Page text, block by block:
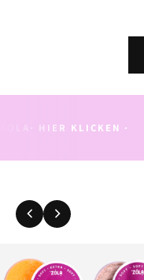
ZOLA· HIER KLICKEN ·